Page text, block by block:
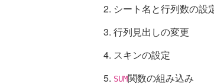
シート名と行列数の設
行列見出しの変更
スキンの設定
SUM関数の組み込み